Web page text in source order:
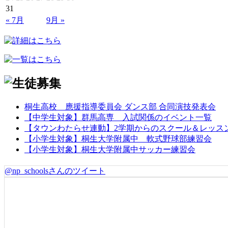
31
« 7月
9月 »
桐生高校 應援指導委員会 ダンス部 合同演技発表会
【中学生対象】群馬高専 入試関係のイベント一覧
【タウンわたらせ連動】2学期からのスクール＆レッ
【小学生対象】桐生大学附属中 軟式野球部練習会
【小学生対象】桐生大学附属中サッカー練習会
@np_schoolsさんのツイート